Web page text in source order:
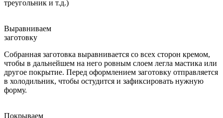
треугольник и т.д.)
Выравниваем
заготовку
Собранная заготовка выравнивается со всех сторон кремом,
чтобы в дальнейшем на него ровным слоем легла мастика или
другое покрытие. Перед оформлением заготовку отправляется
в холодильник, чтобы остудится и зафиксировать нужную
форму.
Покрываем